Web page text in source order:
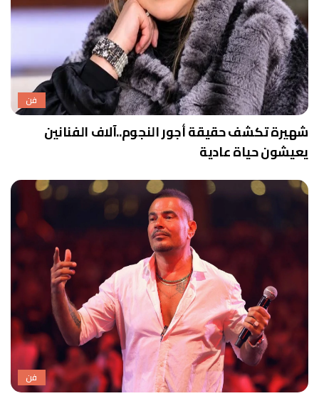
فن
شهيرة تكشف حقيقة أجور النجوم..آلاف الفنانين
يعيشون حياة عادية
فن